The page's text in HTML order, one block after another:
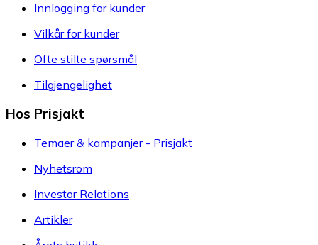
Innlogging for kunder
Vilkår for kunder
Ofte stilte spørsmål
Tilgjengelighet
Hos Prisjakt
Temaer & kampanjer - Prisjakt
Nyhetsrom
Investor Relations
Artikler